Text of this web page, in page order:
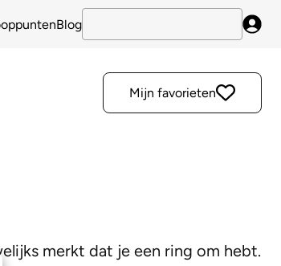
Blog
Mijn favorieten
merkt dat je een ring om hebt.